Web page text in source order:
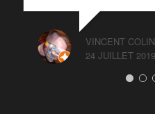
VINCENT COLIN
24 JUILLET 2019